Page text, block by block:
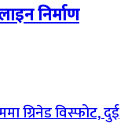
निर्माण